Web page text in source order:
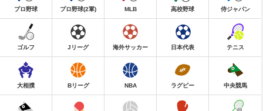
プロ野球 プロ野球(2軍) MLB 高校野球 侍ジャパン
ゴルフ Jリーグ 海外サッカー 日本代表 テニス
大相撲 Bリーグ NBA ラグビー 中央競馬